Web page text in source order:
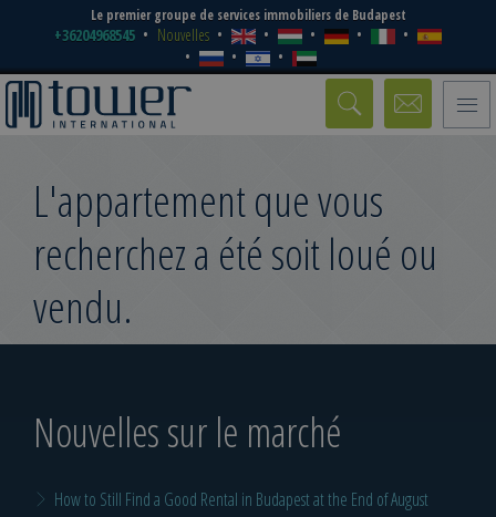
Le premier groupe de services immobiliers de Budapest
+36204968545 Nouvelles
Toggle
L'appartement que vous
recherchez a été soit loué ou
vendu.
Nouvelles sur le marché
How to Still Find a Good Rental in Budapest at the End of August